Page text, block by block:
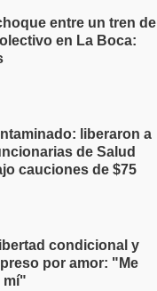
entre un tren de
en La Boca:
liberaron a
de Salud
cauciones de $75
condicional y
por amor: "Me
mí"